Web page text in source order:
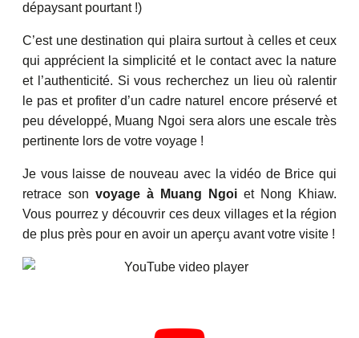
dépaysant pourtant !)
C’est une destination qui plaira surtout à celles et ceux
qui apprécient la simplicité et le contact avec la nature
et l’authenticité. Si vous recherchez un lieu où ralentir
le pas et profiter d’un cadre naturel encore préservé et
peu développé, Muang Ngoi sera alors une escale très
pertinente lors de votre voyage !
Je vous laisse de nouveau avec la vidéo de Brice qui
retrace son voyage à Muang Ngoi et Nong Khiaw.
Vous pourrez y découvrir ces deux villages et la région
de plus près pour en avoir un aperçu avant votre visite !